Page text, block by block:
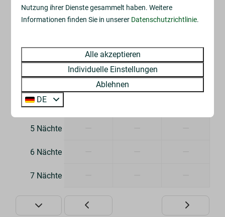
Sa
8 Aug
So
— —
3 Nächte — — —
4 Nächte
5 Nächte
6 Nächte
7 Nächte
Nutzung ihrer Dienste gesammelt haben. Weitere
Informationen finden Sie in unserer Datenschutzrichtlinie.
Alle akzeptieren
Individuelle Einstellungen
Ablehnen
DE